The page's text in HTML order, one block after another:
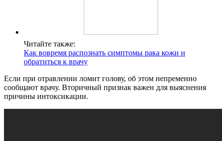
Читайте также:
Как вовремя распознать симптомы рака кожи и
обратиться к врачу
Если при отравлении ломит голову, об этом непременно
сообщают врачу. Вторичный признак важен для выяснения
причины интоксикации.